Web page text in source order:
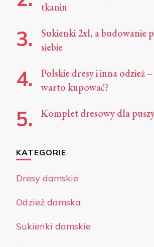
tkanin
Sukienki 2xl, a budowanie
siebie
Polskie dresy i inna odzież
warto kupować?
Komplet dresowy dla
KATEGORIE
Dresy damskie
Odzież damska
Sukienki damskie